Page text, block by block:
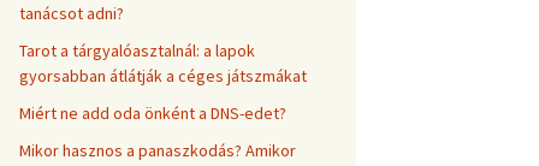
tanácsot adni?
Tarot a tárgyalóasztalnál: a lapok
gyorsabban átlátják a céges játszmákat
Miért ne add oda önként a DNS-edet?
Mikor hasznos a panaszkodás? Amikor